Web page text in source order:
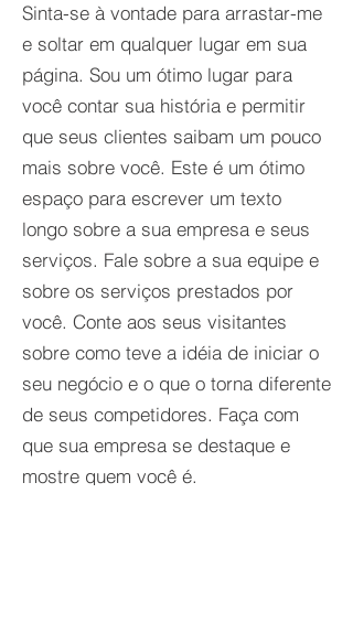
Sinta-se à vontade para arrastar-me
e soltar em qualquer lugar em sua
página. Sou um ótimo lugar para
você contar sua história e permitir
que seus clientes saibam um pouco
mais sobre você. Este é um ótimo
espaço para escrever um texto
longo sobre a sua empresa e seus
serviços. Fale sobre a sua equipe e
sobre os serviços prestados por
você. Conte aos seus visitantes
sobre como teve a idéia de iniciar o
seu negócio e o que o torna diferente
de seus competidores. Faça com
que sua empresa se destaque e
mostre quem você é.